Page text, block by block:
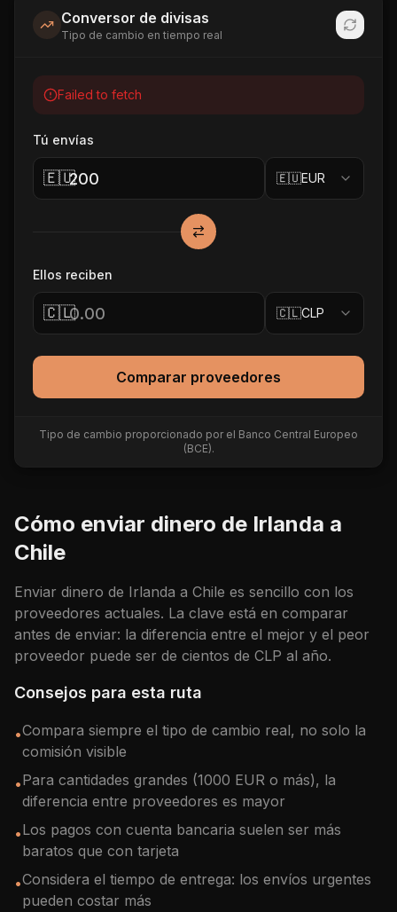
Conversor de divisas
Tipo de cambio en tiempo real
Failed to fetch
Tú envías
🇪🇺 🇪🇺EUR
Ellos reciben
🇨🇱 🇨🇱CLP
Comparar proveedores
Tipo de cambio proporcionado por el Banco Central Europeo
(BCE).
Cómo enviar dinero de Irlanda a
Chile
Enviar dinero de Irlanda a Chile es sencillo con los
proveedores actuales. La clave está en comparar
antes de enviar: la diferencia entre el mejor y el peor
proveedor puede ser de cientos de CLP al año.
Consejos para esta ruta
•Compara siempre el tipo de cambio real, no solo la
comisión visible
•Para cantidades grandes (1000 EUR o más), la
diferencia entre proveedores es mayor
•Los pagos con cuenta bancaria suelen ser más
baratos que con tarjeta
•Considera el tiempo de entrega: los envíos urgentes
pueden costar más